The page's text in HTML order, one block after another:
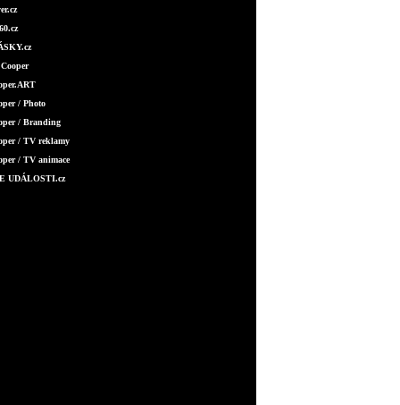
/ Photo
/ Branding
/ TV reklamy
/ TV animace
UDÁLOSTI.cz